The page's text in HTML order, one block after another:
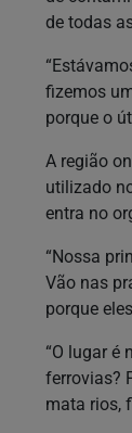
de todas
fizemos
porque o
A região
utilizado
entra no
“Nossa
Vão nas
porque
“O lugar é
ferrovias?
mata rios,